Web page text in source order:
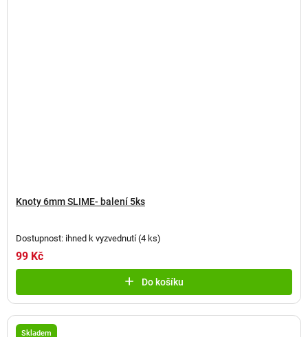
Knoty 6mm SLIME- balení 5ks
Dostupnost: ihned k vyzvednutí(4 ks)
99 Kč
Do košíku
Skladem